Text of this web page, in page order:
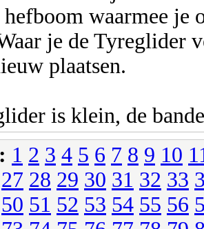
hefboom waarmee je
je de Tyreglider
plaatsen.
is klein, de
1 2 3 4 5 6 7 8 9 10
27 28 29 30 31 32 33
50 51 52 53 54 55 56